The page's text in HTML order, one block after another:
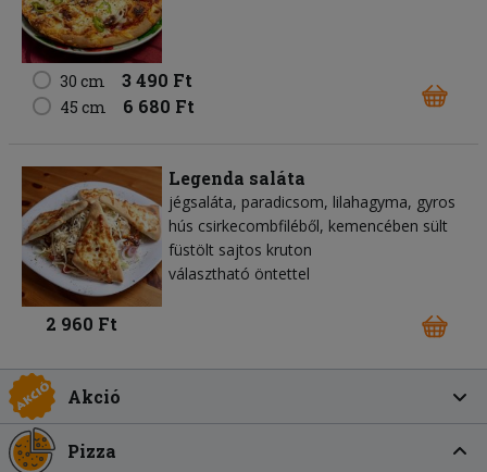
30 cm 3 490 Ft
45 cm 6 680 Ft
Legenda saláta
jégsaláta, paradicsom, lilahagyma, gyros
hús csirkecombfiléből, kemencében sült
füstölt sajtos kruton
választható öntettel
2 960 Ft
Akció
Pizza